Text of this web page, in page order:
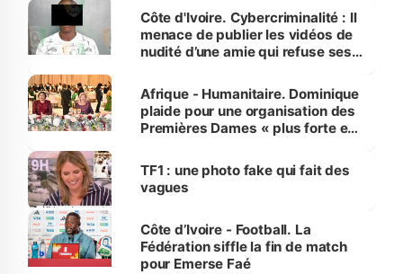
des Transports
Côte d'Ivoire. Cybercriminalité : Il
menace de publier les vidéos de
nudité d’une amie qui refuse ses
Afrique - Humanitaire. Dominique
plaide pour une organisation des
Premières Dames « plus forte et
sur la scène internationale »
TF1 : une photo fake qui fait des
vagues
Côte d’Ivoire - Football. La
Fédération siffle la fin de match
pour Emerse Faé